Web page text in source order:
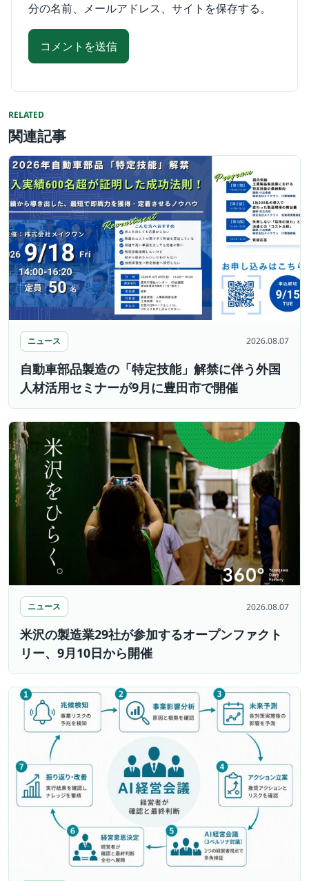
分の名前、メールアドレス、サイトを保存する。
RELATED
関連記事
ニュース 2026.08.07
自動車部品製造の「特定技能」解禁に伴う外国
人材活用セミナーが9月に豊田市で開催
ニュース 2026.08.07
米沢の製造業29社が参加するオープンファクト
リー、9月10日から開催